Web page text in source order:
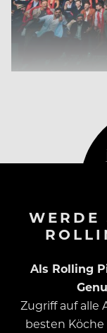
WERDE
Als Rolling
Zugriff auf alle
besten Köche